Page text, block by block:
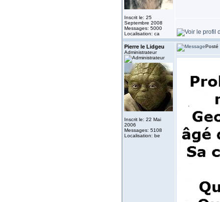
Inscrit le: 25
Septembre 2008
Messages: 5000
Localisation: ca
Pierre le Lidgeu
Administrateur
Inscrit le: 22 Mai
2006
Messages: 5108
Localisation: be
Posté